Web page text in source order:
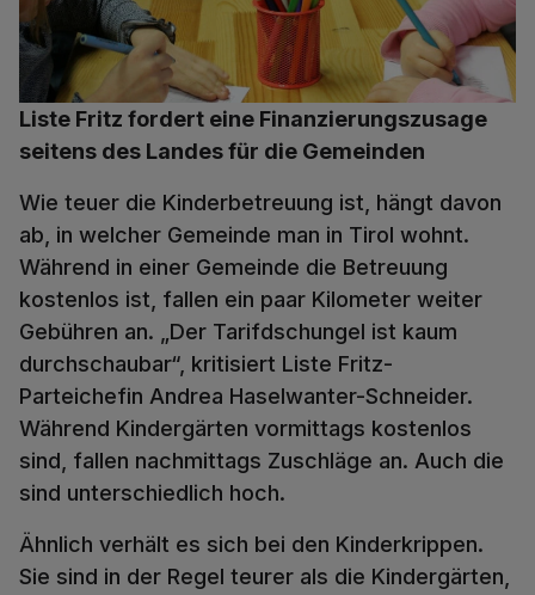
Liste Fritz fordert eine Finanzierungszusage
seitens des Landes für die Gemeinden
Wie teuer die Kinderbetreuung ist, hängt davon
ab, in welcher Gemeinde man in Tirol wohnt.
Während in einer Gemeinde die Betreuung
kostenlos ist, fallen ein paar Kilometer weiter
Gebühren an. „Der Tarifdschungel ist kaum
durchschaubar“, kritisiert Liste Fritz-
Parteichefin Andrea Haselwanter-Schneider.
Während Kindergärten vormittags kostenlos
sind, fallen nachmittags Zuschläge an. Auch die
sind unterschiedlich hoch.
Ähnlich verhält es sich bei den Kinderkrippen.
Sie sind in der Regel teurer als die Kindergärten,